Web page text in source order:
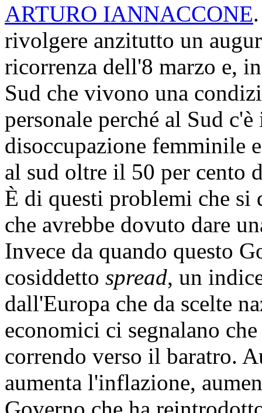
ARTURO IANNACCONE
rivolgere anzitutto un
ricorrenza dell'8 marzo e,
Sud che vivono una
personale perché al Sud
disoccupazione femminile
al sud oltre il 50 per cento
È di questi problemi che si
che avrebbe dovuto dare
Invece da quando questo
cosiddetto spread, un
dall'Europa che da scelte
economici ci segnalano
correndo verso il baratro.
aumenta l'inflazione,